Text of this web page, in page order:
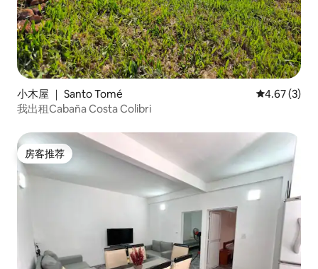
小木屋 ｜ Santo Tomé 平均评分
4.67 (3)
我出租Cabaña Costa Colibri
房客推荐
房客推荐